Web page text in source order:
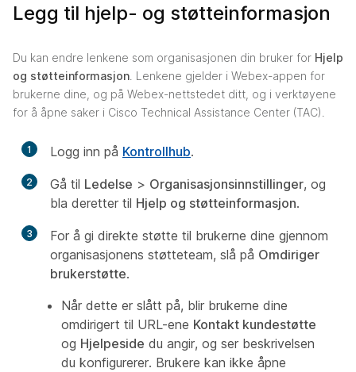
Legg til hjelp- og støtteinformasjon
Du kan endre lenkene som organisasjonen din bruker for Hjelp
og støtteinformasjon . Lenkene gjelder i Webex-appen for
brukerne dine, og på Webex-nettstedet ditt, og i verktøyene
for å åpne saker i Cisco Technical Assistance Center (TAC).
1 Logg inn på Kontrollhub.
2 Gå til Ledelse > Organisasjonsinnstillinger, og
bla deretter til Hjelp og støtteinformasjon.
3
For å gi direkte støtte til brukerne dine gjennom
organisasjonens støtteteam, slå på Omdiriger
brukerstøtte.
Når dette er slått på, blir brukerne dine
omdirigert til URL-ene Kontakt kundestøtte
og Hjelpeside du angir, og ser beskrivelsen
du konfigurerer. Brukere kan ikke åpne